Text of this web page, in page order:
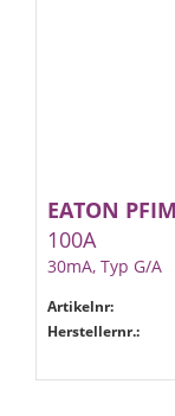
EATON PFIM
100A
30mA, Typ G/A
Artikelnr:
Herstellernr.: